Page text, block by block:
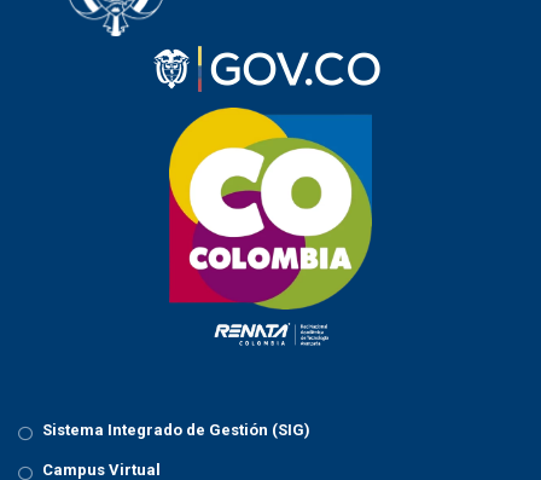
Sistema Integrado de Gestión (SIG)
Campus Virtual